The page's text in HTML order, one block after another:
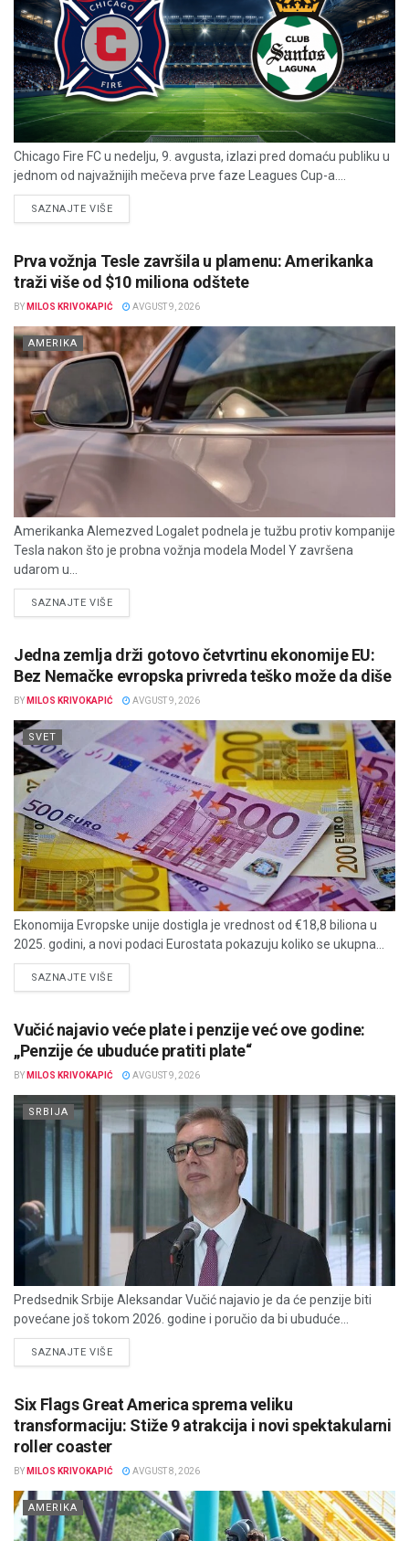
Chicago Fire FC u nedelju, 9. avgusta, izlazi pred domaću publiku u
jednom od najvažnijih mečeva prve faze Leagues Cup-a....
SAZNAJTE VIŠEDETAILS
Prva vožnja Tesle završila u plamenu: Amerikanka
traži više od $10 miliona odštete
BY MILOS KRIVOKAPIĆ AVGUST 9, 2026
AMERIKA
Amerikanka Alemezved Logalet podnela je tužbu protiv kompanije
Tesla nakon što je probna vožnja modela Model Y završena
udarom u...
SAZNAJTE VIŠEDETAILS
Jedna zemlja drži gotovo četvrtinu ekonomije EU:
Bez Nemačke evropska privreda teško može da diše
BY MILOS KRIVOKAPIĆ AVGUST 9, 2026
SVET
Ekonomija Evropske unije dostigla je vrednost od €18,8 biliona u
2025. godini, a novi podaci Eurostata pokazuju koliko se ukupna...
SAZNAJTE VIŠEDETAILS
Vučić najavio veće plate i penzije već ove godine:
„Penzije će ubuduće pratiti plate“
BY MILOS KRIVOKAPIĆ AVGUST 9, 2026
SRBIJA
Predsednik Srbije Aleksandar Vučić najavio je da će penzije biti
povećane još tokom 2026. godine i poručio da bi ubuduće...
SAZNAJTE VIŠEDETAILS
Six Flags Great America sprema veliku
transformaciju: Stiže 9 atrakcija i novi spektakularni
roller coaster
BY MILOS KRIVOKAPIĆ AVGUST 8, 2026
AMERIKA